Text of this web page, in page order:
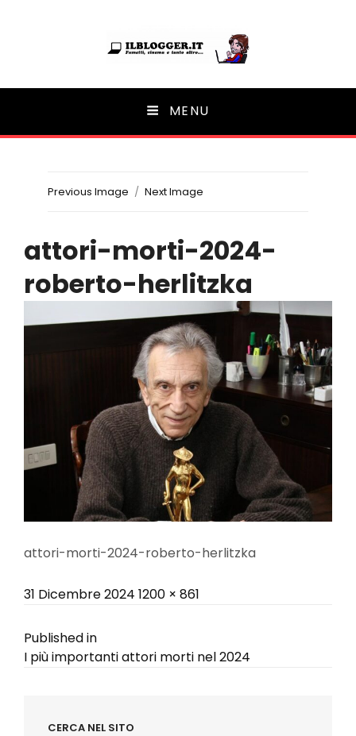
Ilblogger.it
Il portalino di blog | MENU
Previous Image Next Image
attori-morti-2024-
roberto-herlitzka
attori-morti-2024-roberto-herlitzka
Posted
31 Dicembre 2024 Full
1200 × 861
Navigazione
articoli
Published in
I più importanti attori morti nel 2024
CERCA NEL SITO